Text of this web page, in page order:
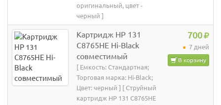
оригинальный, цвет -
черный ]
Картридж HP 131
C8765HE Hi-Black
совместимый
[ Емкость: Стандартная;
Торговая марка: Hi-Black;
Цвет: черный ] [ Струйный
картридж HP 131 C8765HE
700
7 дней
В корзину